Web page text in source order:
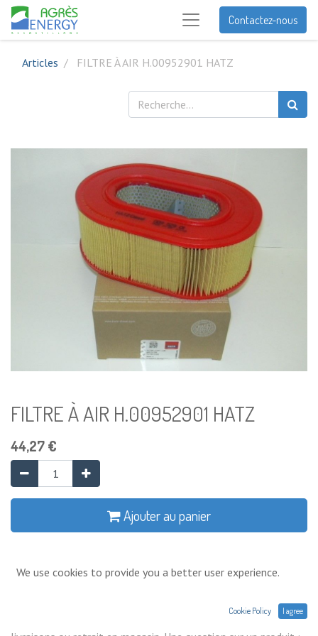
Contactez-nous
Articles FILTRE À AIR H.00952901 HATZ
FILTRE À AIR H.00952901 HATZ
44,27€
Ajouter au panier
Prix exprimés Hors TVA. Expéditions,
We use cookies to provide you a better user experience.
Cookie Policy I agree